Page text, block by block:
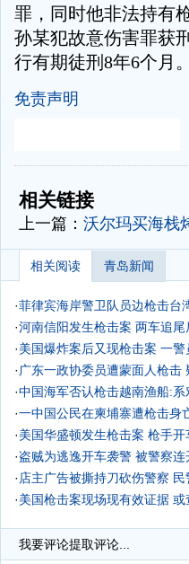
罪，同时他非法持有
孙某犯故意伤害罪获
行有期徒刑8年6个月
免责声明
-
相关链接
上一篇： 沃尔玛买海栈
相关阅读 青岛新闻
·菲律宾海岸警卫队员边枪击台
·河南信阳发生枪击案 两车追尾
·美国爆炸案后又现枪击案 一警
· 广东一政协委员遭蒙面人枪击
·中国海军否认枪击越南渔船:
·一中国公民在柬埔寨遭枪击身
·美国华盛顿发生枪击案 枪手
·盗贼为逃逸开车袭警 被警察
· 店主广告被撕持刀砍伤警察
·美国枪击案现场现有效证据
我要评论提取评论...